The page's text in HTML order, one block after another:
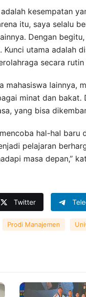
kesempatan
itu, saya selalu
Dengan
utama adalah
secara
mahasiswa lainnya,
minat dan
yang bisa
hal-hal baru
pelajaran
masa depan,”
Twitter
Prodi Manajemen